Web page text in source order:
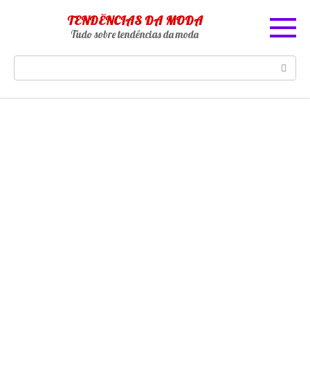
TENDÊNCIAS DA MODA
Tudo sobre tendências da moda